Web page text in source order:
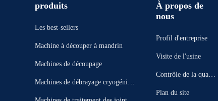
produits
Les best-sellers
Machine à découper à mandrin
Machines de découpage
Machines de débrayage cryogéniqu
À propos de
nous
Profil d'entreprise
Visite de l'usine
Contrôle de la qualit
Plan du site